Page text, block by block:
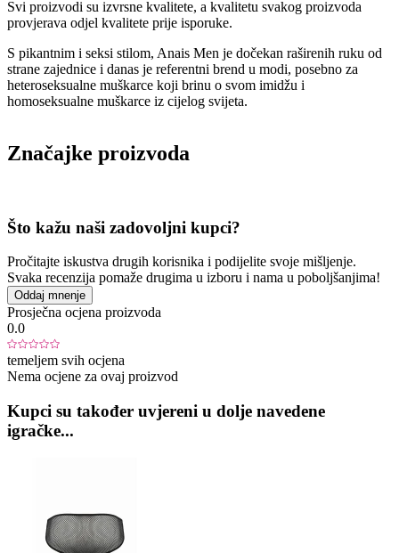
Svi proizvodi su izvrsne kvalitete, a kvalitetu svakog proizvoda
provjerava odjel kvalitete prije isporuke.
S pikantnim i seksi stilom, Anais Men je dočekan raširenih ruku od
strane zajednice i danas je referentni brend u modi, posebno za
heteroseksualne muškarce koji brinu o svom imidžu i
homoseksualne muškarce iz cijelog svijeta.
Značajke proizvoda
Što kažu naši zadovoljni kupci?
Pročitajte iskustva drugih korisnika i podijelite svoje mišljenje.
Svaka recenzija pomaže drugima u izboru i nama u poboljšanjima!
Oddaj mnenje
Prosječna ocjena proizvoda
0.0
temeljem svih ocjena
Nema ocjene za ovaj proizvod
Kupci su također uvjereni u dolje navedene
igračke...